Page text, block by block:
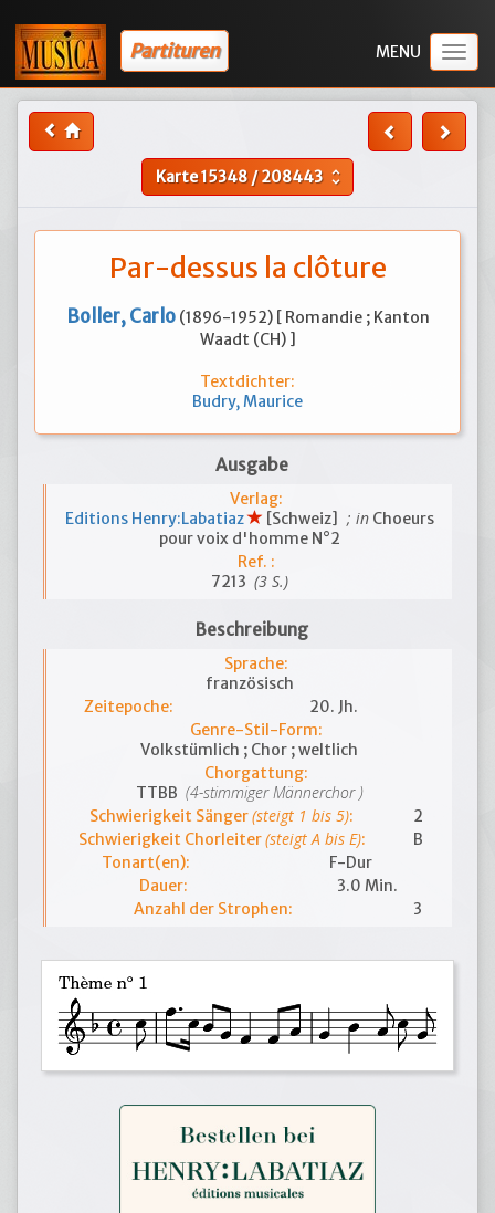
Partituren
Karte15348/208443 unfold_more
Par-dessus la clôture
Boller, Carlo (1896-1952) [ Romandie ; Kanton
Waadt (CH) ]
Textdichter:
Budry, Maurice
Ausgabe
Verlag:
Editions Henry:Labatiaz
[Schweiz] ; inChoeurs
pour voix d'homme N°2
Ref. :
7213 (3 S.)
Beschreibung
Sprache:
französisch
Zeitepoche:
20. Jh.
Genre-Stil-Form:
Volkstümlich ; Chor ; weltlich
Chorgattung:
TTBB (4-stimmiger Männerchor )
Schwierigkeit Sänger(steigt 1 bis 5):
2
Schwierigkeit Chorleiter(steigt A bis E):
B
Tonart(en):
F-Dur
Dauer:
3.0 Min.
Anzahl der Strophen:
3